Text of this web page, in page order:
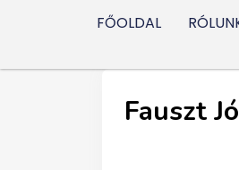
FŐOLDAL
Fauszt